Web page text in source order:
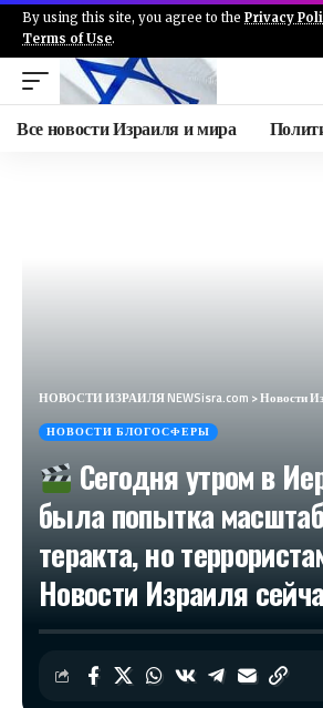
By using this site, you agree to the Privacy
Terms of Use.
Все новости Израиля и мира
НОВОСТИ ИЗРАИЛЯ NEWSisra.com >Новости
НОВОСТИ БЛОГОСФЕРЫ
Сегодня утром в
была попытка
теракта, но
Новости Израиля